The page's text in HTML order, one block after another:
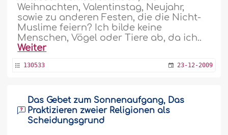
Weihnachten, Valentinstag, Neujahr,
sowie zu anderen Festen, die die Nicht-
Muslime feiern? Ich bilde keine
Menschen, Vögel oder Tiere ab, da ich..
Weiter
130533 23-12-2009
Das Gebet zum Sonnenaufgang, Das
Praktizieren zweier Religionen als
Scheidungsgrund